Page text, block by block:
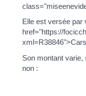
Elle est versée par
href="https://
Son montant
non :